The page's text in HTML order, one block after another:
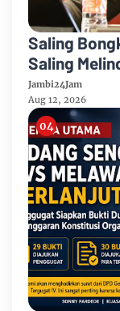
Saling
Saling
Jambi24Jam
Aug 12, 2026